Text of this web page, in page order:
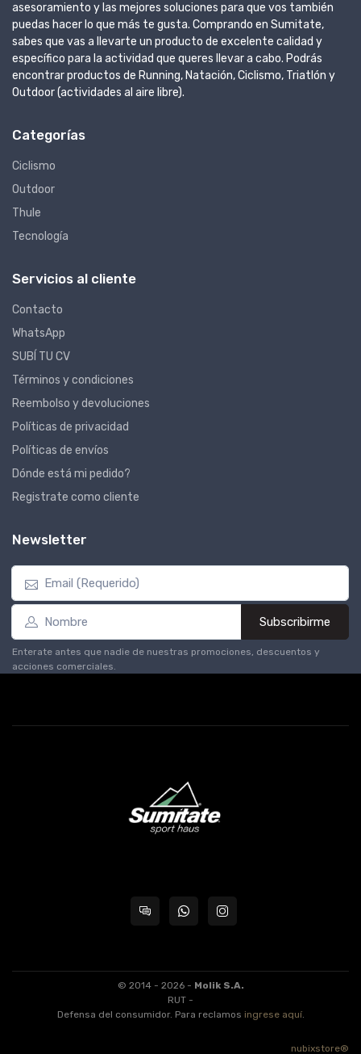
asesoramiento y las mejores soluciones para que vos también
puedas hacer lo que más te gusta. Comprando en Sumitate,
sabes que vas a llevarte un producto de excelente calidad y
específico para la actividad que queres llevar a cabo. Podrás
encontrar productos de Running, Natación, Ciclismo, Triatlón y
Outdoor (actividades al aire libre).
Categorías
Ciclismo
Outdoor
Thule
Tecnología
Servicios al cliente
Contacto
WhatsApp
SUBÍ TU CV
Términos y condiciones
Reembolso y devoluciones
Políticas de privacidad
Políticas de envíos
Dónde está mi pedido?
Registrate como cliente
Newsletter
Subscribirme
Enterate antes que nadie de nuestras promociones, descuentos y
acciones comerciales.
© 2014 - 2026 - Molik S.A.
RUT -
Defensa del consumidor. Para reclamos ingrese aquí.
nubixstore®